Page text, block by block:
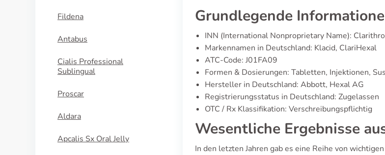
Fildena
Antabus
Cialis Professional
Sublingual
Proscar
Aldara
Apcalis Sx Oral Jelly
Grundlegende
INN (International Nonproprietary Name):
Markennamen in Deutschland: Klacid, ClariHexal
ATC-Code: J01FA09
Formen & Dosierungen: Tabletten, Injektionen,
Hersteller in Deutschland: Abbott, Hexal AG
Registrierungsstatus in Deutschland: Zugelassen
OTC / Rx Klassifikation: Verschreibungspflichtig
Wesentliche Ergebnisse
In den letzten Jahren gab es eine Reihe von